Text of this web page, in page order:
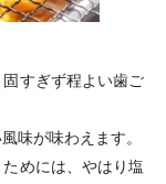
すぎず程よい歯ご
味が味わえます。
めには、やはり塩